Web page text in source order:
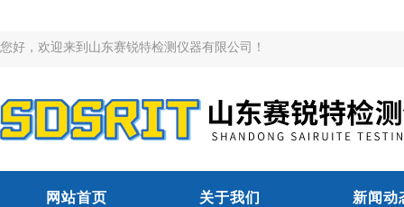
您好，欢迎来到山东赛锐特检测仪器有限公司！
网站首页 关于我们 新闻动